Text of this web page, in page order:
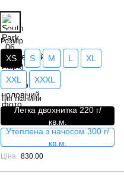
Розмір
XS S M L XL
XXL XXXL
Тип тканини
Легка двохнитка 220 г/
кв.м.
Утеплена з начосом 300 г/
кв.м.
Ціна 830.00